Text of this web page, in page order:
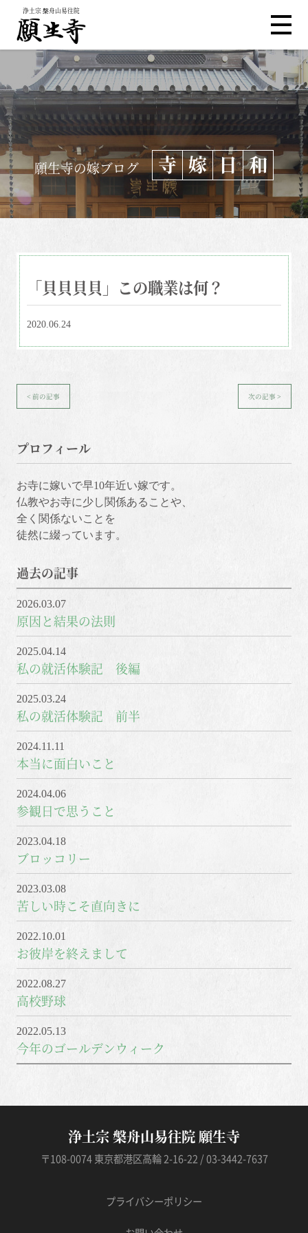
浄土宗 槃舟山易往院
願生寺の嫁ブログ 寺 嫁 日 和
「貝貝貝貝」この職業は何？
2020.06.24
< 前の記事 次の記事 >
プロフィール
お寺に嫁いで早10年近い嫁です。
仏教やお寺に少し関係あることや、
全く関係ないことを
徒然に綴っています。
過去の記事
2026.03.07
原因と結果の法則
2025.04.14
私の就活体験記 後編
2025.03.24
私の就活体験記 前半
2024.11.11
本当に面白いこと
2024.04.06
参観日で思うこと
2023.04.18
ブロッコリー
2023.03.08
苦しい時こそ直向きに
2022.10.01
お彼岸を終えまして
2022.08.27
高校野球
2022.05.13
今年のゴールデンウィーク
浄土宗 槃舟山易往院 願生寺
〒108-0074 東京都港区高輪 2-16-22 / 03-3442-7637
プライバシーポリシー